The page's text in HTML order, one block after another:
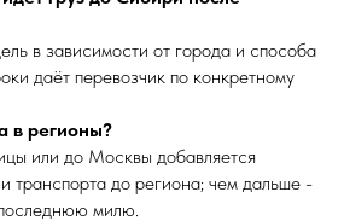
в зависимости от города и способа
даёт перевозчик по конкретному
в регионы?
или до Москвы добавляется
транспорта до региона; чем дальше -
милю.